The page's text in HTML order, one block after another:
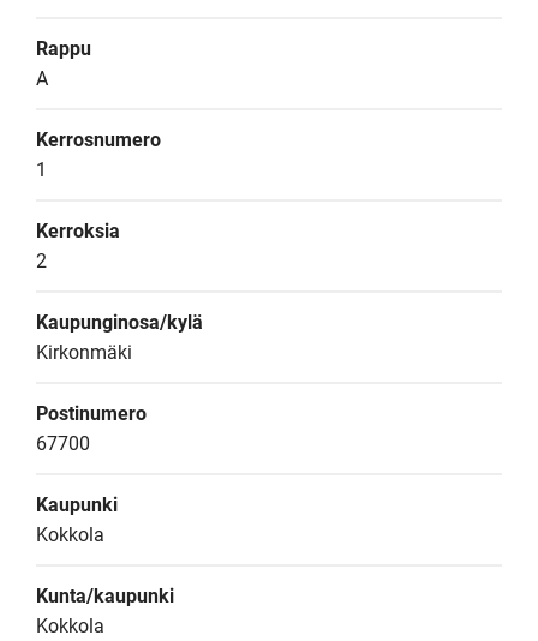
Rappu
A
Kerrosnumero
1
Kerroksia
2
Kaupunginosa/kylä
Kirkonmäki
Postinumero
67700
Kaupunki
Kokkola
Kunta/kaupunki
Kokkola